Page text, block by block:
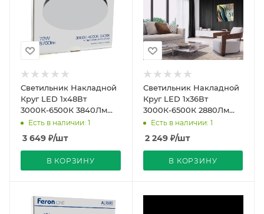
Светильник Накладной
Круг LED 1х48Вт
3000К-6500К 3840Лм
Черный IP44
D400х42мм AL1600
Feron.ONE
Есть в наличии: 1
3 649 ₽/шт
В КОРЗИНУ
Светильник Накладной
Круг LED 1х36Вт
3000К-6500К 2880Лм
Черный IP44
D300х42мм AL1600
Feron.ONE
Есть в наличии: 1
2 249₽/шт
В КОРЗИНУ